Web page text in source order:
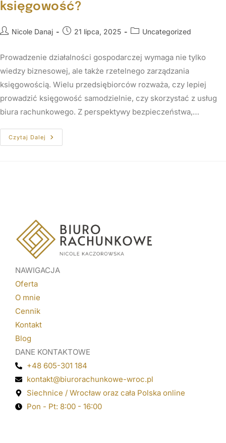
księgowość?
Nicole Danaj 21 lipca, 2025 Uncategorized
Prowadzenie działalności gospodarczej wymaga nie tylko
wiedzy biznesowej, ale także rzetelnego zarządzania
księgowością. Wielu przedsiębiorców rozważa, czy lepiej
prowadzić księgowość samodzielnie, czy skorzystać z usług
biura rachunkowego. Z perspektywy bezpieczeństwa,…
Czytaj Dalej
NAWIGACJA
Oferta
O mnie
Cennik
Kontakt
Blog
DANE KONTAKTOWE
+48 605-301 184
kontakt@biurorachunkowe-wroc.pl
Siechnice / Wrocław oraz cała Polska online
Pon - Pt: 8:00 - 16:00